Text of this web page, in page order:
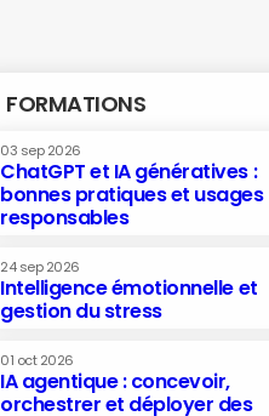
FORMATIONS
03 sep 2026
ChatGPT et IA génératives :
bonnes pratiques et usages
responsables
24 sep 2026
Intelligence émotionnelle et
gestion du stress
01 oct 2026
IA agentique : concevoir,
orchestrer et déployer des